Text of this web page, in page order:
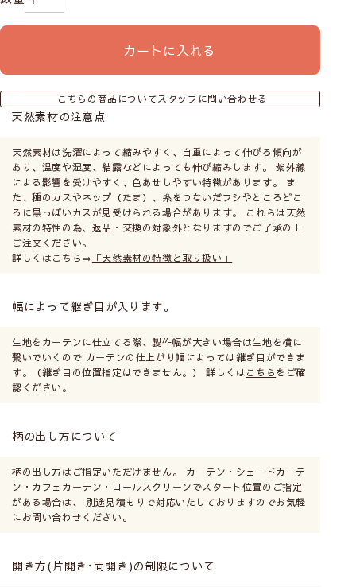
カートに入れる
こちらの商品についてスタッフに問い合わせる
天然素材の注意点
天然素材は洗濯によって縮みやすく、自重によって伸びる傾向が
あり、温度や湿度、結露などによっても伸び縮みします。 紫外線
による影響を受けやすく、色あせしやすい特徴があります。 ま
た、種のカスやネップ（たま）、糸をつないだフシやところどこ
ろに黒っぽいカスが見受けられる場合があります。 これらは天然
素材の特性の為、返品・交換の対象外となりますのでご了承の上
ご注文ください。
詳しくはこちら⇒ 「天然素材の特徴と取り扱い」
幅によって継ぎ目が入ります。
生地をカーテンに仕立てる際、製作幅が大きい場合は生地を横に
繋いでいくので カーテンの仕上がり幅によっては継ぎ目ができま
す。（継ぎ目の位置指定はできません。） 詳しくはこちら をご確
認ください。
柄の出し方について
柄の出し方はご指定いただけません。 カーテン・シェードカーテ
ン・カフェカーテン・ロールスクリーンでスタート位置のご指定
がある場合は、 別途見積もりで対応いたしておりますのでお気軽
にお問い合わせください。
開き方(片開き･両開き)の制限について